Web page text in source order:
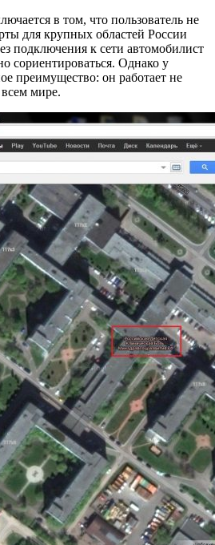
в том, что пользователь не
для крупных областей России
подключения к сети автомобилист
сориентироваться. Однако у
преимущество: он работает не
мире.